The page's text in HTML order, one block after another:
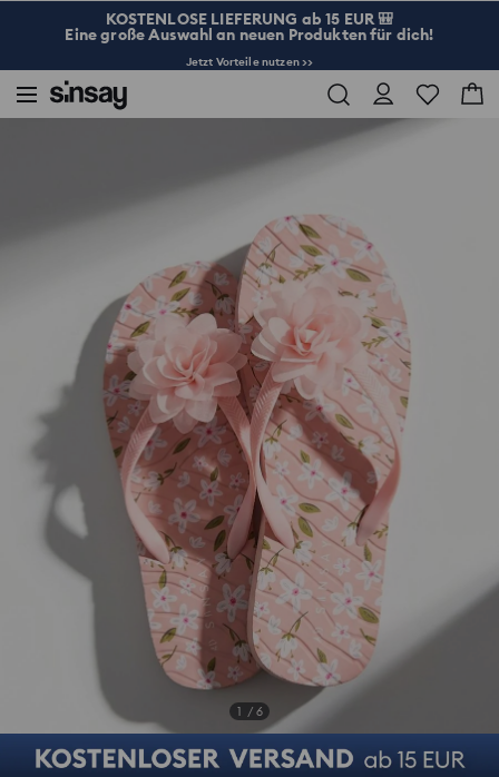
KOSTENLOSE LIEFERUNG ab 15 EUR 🎒
Eine große Auswahl an neuen Produkten für dich!
Jetzt Vorteile nutzen >>
Zehentrenner mit Blumenmotiv
1 / 6